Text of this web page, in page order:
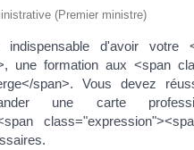
(Premier ministre)
d'avoir votre
une formation aux <span
span>. Vous devez
une carte